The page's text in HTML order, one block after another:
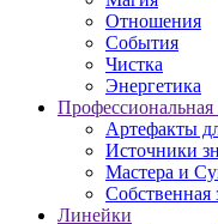
Отношения
События
Чистка
Энергетика
Артефакты
Источники
Мастера и
Собственная
Линейки